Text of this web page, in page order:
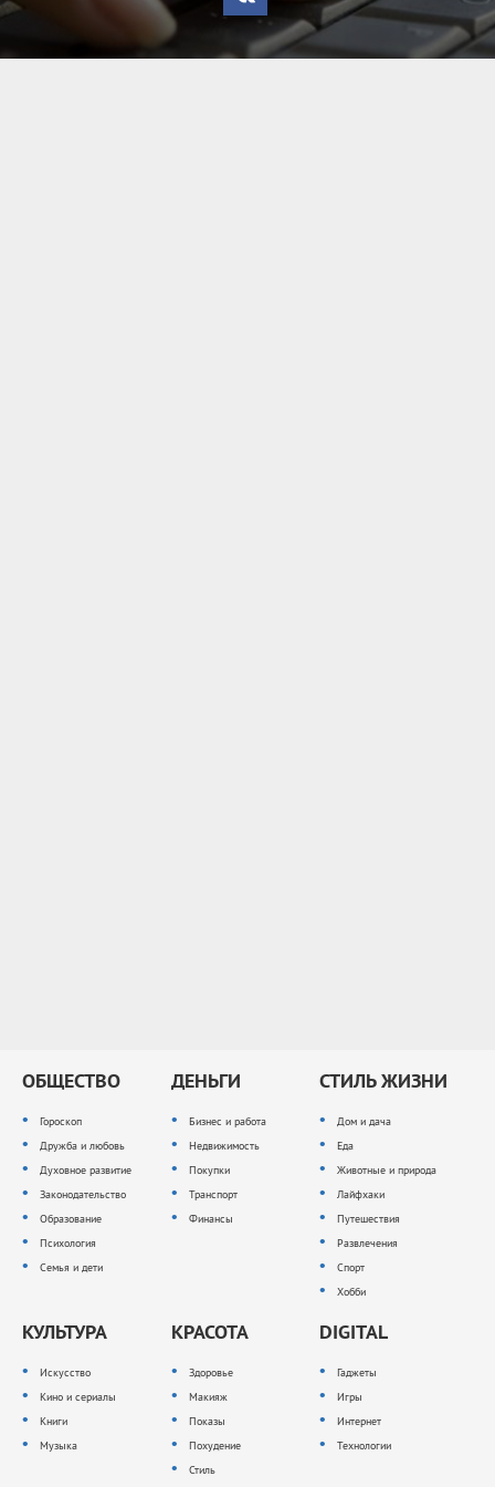
ОБЩЕСТВО
Гороскоп
Дружба и любовь
Духовное развитие
Законодательство
Образование
Психология
Семья и дети
ДЕНЬГИ
Бизнес и работа
Недвижимость
Покупки
Транспорт
Финансы
СТИЛЬ ЖИЗНИ
Дом и дача
Еда
Животные и природа
Лайфхаки
Путешествия
Развлечения
Спорт
Хобби
КУЛЬТУРА
Искусство
Кино и сериалы
Книги
Музыка
КРАСОТА
Здоровье
Макияж
Показы
Похудение
Стиль
DIGITAL
Гаджеты
Игры
Интернет
Технологии